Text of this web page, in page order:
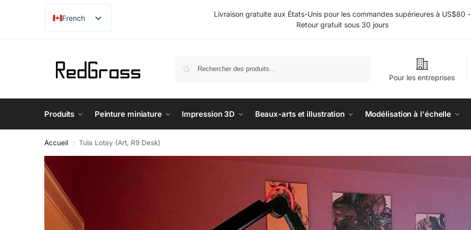
French
English
Livraison gratuite aux États-Unis pour les commandes supérieures à US$80 -
Retour gratuit sous 30 jours
Pour les entreprises
Produits Peinture miniature Impression 3D Beaux-arts et illustration Modélisation à l'échelle
Accueil / Tula Lotay (Art, R9 Desk)